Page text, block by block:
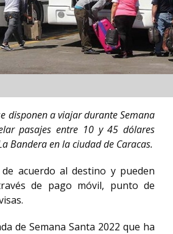
disponen a viajar durante Semana
pasajes entre 10 y 45 dólares
Bandera en la ciudad de Caracas.
acuerdo al destino y pueden
de pago móvil, punto de
de Semana Santa 2022 que ha